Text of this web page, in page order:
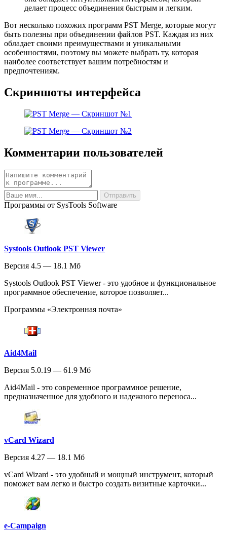
делает процесс объединения быстрым и легким.
Вот несколько похожих программ PST Merge, которые могут
быть полезны при объединении файлов PST. Каждая из них
обладает своими преимуществами и уникальными
особенностями, поэтому вы можете выбрать ту, которая
наиболее соответствует вашим потребностям и
предпочтениям.
Скриншоты интерфейса
Комментарии пользователей
Программы от SysTools Software
Systools Outlook PST Viewer
Версия 4.5 — 18.1 Мб
Systools Outlook PST Viewer - это удобное и функциональное
программное обеспечение, которое позволяет...
Программы «Электронная почта»
Aid4Mail
Версия 5.0.19 — 61.9 Мб
Aid4Mail - это современное программное решение,
предназначенное для удобного и надежного переноса...
vCard Wizard
Версия 4.27 — 18.1 Мб
vCard Wizard - это удобный и мощный инструмент, который
поможет вам легко и быстро создать визитные карточки...
e-Campaign